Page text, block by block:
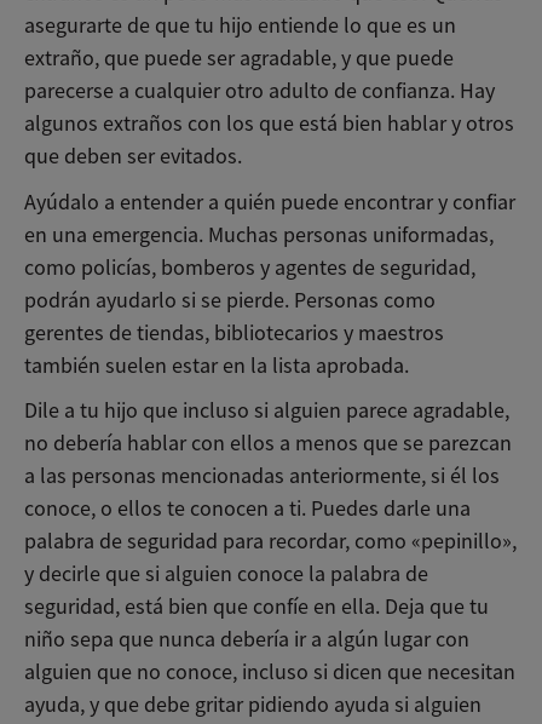
asegurarte de que tu hijo entiende lo que es un
extraño, que puede ser agradable, y que puede
parecerse a cualquier otro adulto de confianza. Hay
algunos extraños con los que está bien hablar y otros
que deben ser evitados.
Ayúdalo a entender a quién puede encontrar y confiar
en una emergencia. Muchas personas uniformadas,
como policías, bomberos y agentes de seguridad,
podrán ayudarlo si se pierde. Personas como
gerentes de tiendas, bibliotecarios y maestros
también suelen estar en la lista aprobada.
Dile a tu hijo que incluso si alguien parece agradable,
no debería hablar con ellos a menos que se parezcan
a las personas mencionadas anteriormente, si él los
conoce, o ellos te conocen a ti. Puedes darle una
palabra de seguridad para recordar, como «pepinillo»,
y decirle que si alguien conoce la palabra de
seguridad, está bien que confíe en ella. Deja que tu
niño sepa que nunca debería ir a algún lugar con
alguien que no conoce, incluso si dicen que necesitan
ayuda, y que debe gritar pidiendo ayuda si alguien